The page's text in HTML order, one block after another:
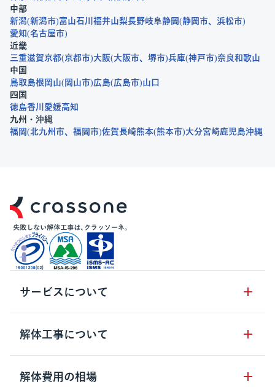
中部
新潟 新潟市 富山石川 福井山梨長野岐阜静岡 静岡市
浜松市
愛知 名古屋市
近畿
三重滋賀京都 京都市 大阪 大阪市 堺市 兵庫 神戸市 奈良和歌山
中国
鳥取島根 岡山 岡山市 広島 広島市 山口
四国
徳島香川 愛媛高知
九州・沖縄
福岡
北九州市 福岡市 佐賀長崎熊本 熊本市 大分宮崎鹿児島沖縄
サービスについて
サービスの流れ
サービスのメリット
クラッソーネの自治体連携
解体工事について
解体工事の基礎知識
解体費用の相場